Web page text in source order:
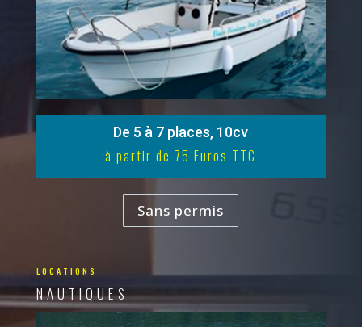
De 5 à 7 places, 10cv
à partir de 75 Euros TTC
Sans permis
LOCATIONS
NAUTIQUES